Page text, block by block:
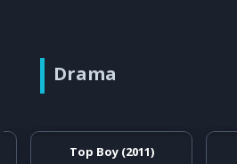
Drama
Top Boy (2011)